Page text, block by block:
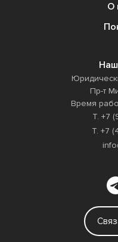
О
Пр-т
Время
Т. +7
Т. +7